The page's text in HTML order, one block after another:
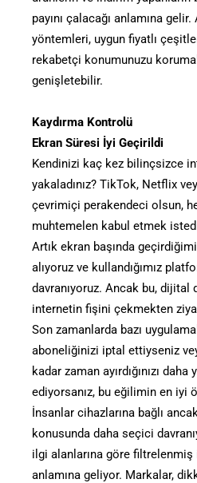
payını çalacağı anlamına
yöntemleri, uygun fiyatlı
rekabetçi konumunuzu
genişletebilir.
Kaydırma Kontrolü
Ekran Süresi İyi Geçirildi
Kendinizi kaç kez bilinçsizce
yakaladınız? TikTok, Netflix
çevrimiçi perakendeci olsun,
muhtemelen kabul etmek
Artık ekran başında
alıyoruz ve kullandığımız
davranıyoruz. Ancak bu,
internetin fişini çekmekten
Son zamanlarda bazı
aboneliğinizi iptal ettiyseniz
kadar zaman ayırdığınızı daha
ediyorsanız, bu eğilimin en iyi
İnsanlar cihazlarına bağlı
konusunda daha seçici
ilgi alanlarına göre
anlamına geliyor. Markalar,